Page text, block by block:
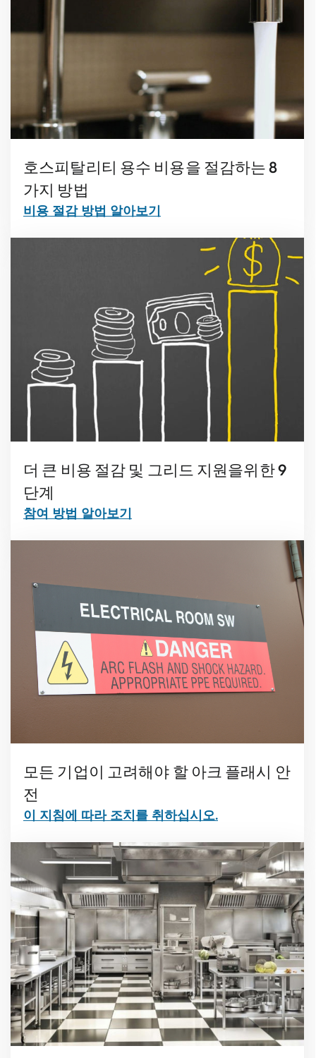
호스피탈리티 용수 비용을 절감하는 8
가지 방법
비용 절감 방법 알아보기
더 큰 비용 절감 및 그리드 지원을위한 9
단계
참여 방법 알아보기
모든 기업이 고려해야 할 아크 플래시 안
전
이 지침에 따라 조치를 취하십시오.